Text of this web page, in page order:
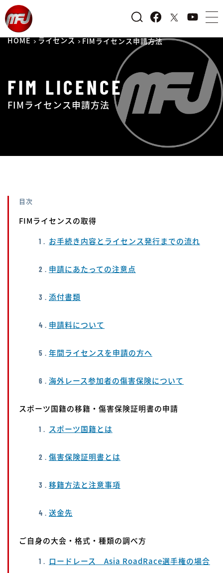
HOME ライセンス FIMライセンス申請方法
FIM LICENCE
FIMライセンス申請方法
目次
FIMライセンスの取得
お手続き内容とライセンス発行までの流れ
申請にあたっての注意点
添付書類
申請料について
年間ライセンスを申請の方へ
海外レース参加者の傷害保険について
スポーツ国籍の移籍・傷害保険証明書の申請
スポーツ国籍とは
傷害保険証明書とは
移籍方法と注意事項
送金先
ご自身の大会・格式・種類の調べ方
ロードレース Asia RoadRace選手権の場合